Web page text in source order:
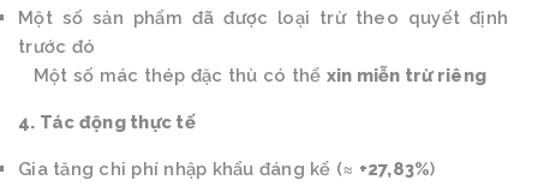
Một số sản phẩm đã được loại trừ theo quyết định
trước đó
Một số mác thép đặc thù có thể xin miễn trừ riêng
4. Tác động thực tế
Gia tăng chi phí nhập khẩu đáng kể (≈ +27,83%)